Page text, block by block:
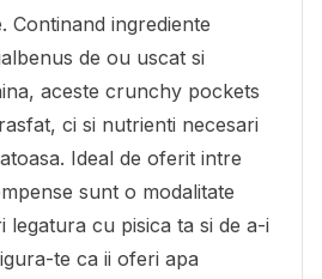
Continand ingrediente
de ou uscat si
aceste crunchy pockets
ci si nutrienti necesari
Ideal de oferit intre
sunt o modalitate
legatura cu pisica ta si de a-i
te ca ii oferi apa